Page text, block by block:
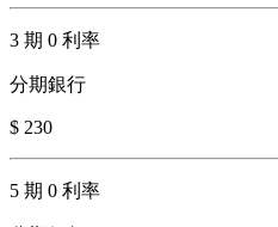
3 期 0 利率
分期銀行
$ 230
5 期 0 利率